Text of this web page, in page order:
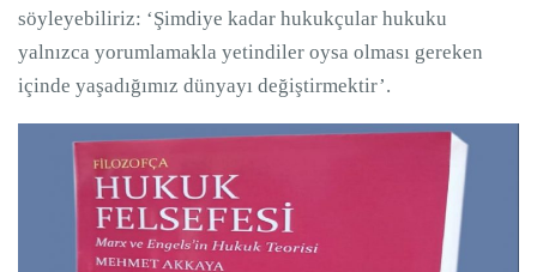
söyleyebiliriz: ‘Şimdiye kadar hukukçular hukuku
yalnızca yorumlamakla yetindiler oysa olması gereken
içinde yaşadığımız dünyayı değiştirmektir’.